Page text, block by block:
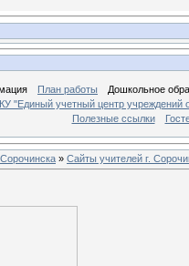
План работы
Дошкольное
"Единый учетный центр учреждений
Полезные ссылки
» Сайты учителей г.